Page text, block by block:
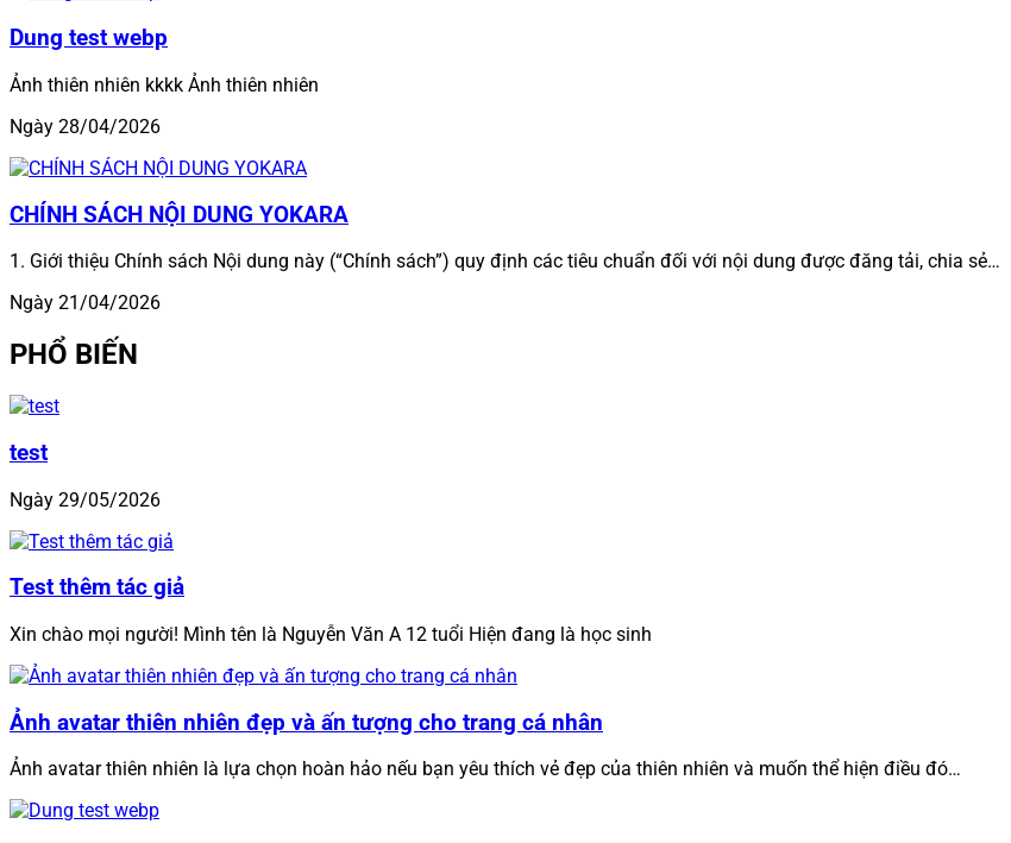
Dung test webp
Ảnh thiên nhiên kkkk Ảnh thiên nhiên
Ngày 28/04/2026
CHÍNH SÁCH NỘI DUNG YOKARA
1. Giới thiệu Chính sách Nội dung này (“Chính sách”) quy định các tiêu chuẩn đối với nội dung được đăng tải, chia sẻ…
Ngày 21/04/2026
PHỔ BIẾN
test
Ngày 29/05/2026
Test thêm tác giả
Xin chào mọi người! Mình tên là Nguyễn Văn A 12 tuổi Hiện đang là học sinh
Ảnh avatar thiên nhiên đẹp và ấn tượng cho trang cá nhân
Ảnh avatar thiên nhiên là lựa chọn hoàn hảo nếu bạn yêu thích vẻ đẹp của thiên nhiên và muốn thể hiện điều đó…